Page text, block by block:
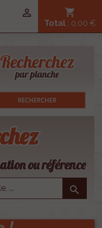
shopping_cart
Total : 0,00 €

ou référence
